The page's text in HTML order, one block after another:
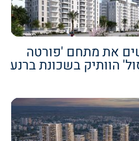
את מתחם 'פורטה
הוותיק בשכונת ברנע